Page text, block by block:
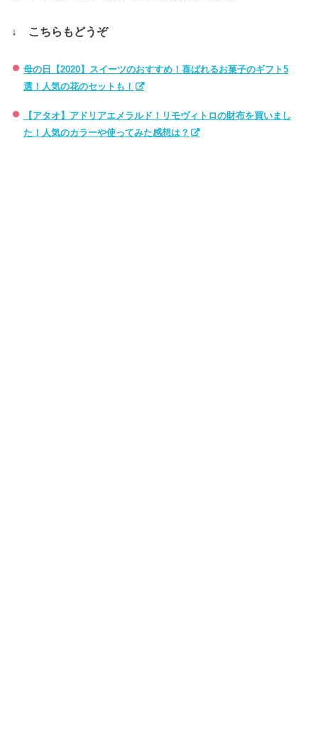
↓ こちらもどうぞ
母の日【2020】スイーツのおすすめ！喜ばれるお菓子のギフト5
選！人気の花のセットも！
【アタオ】アドリアエメラルド！リモヴィトロの財布を買いまし
た！人気のカラーや使ってみた感想は？